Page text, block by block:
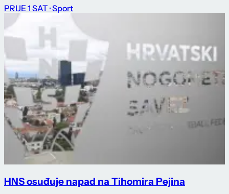
PRIJE 1 SAT · Sport
HNS osuđuje napad na Tihomira Pejina